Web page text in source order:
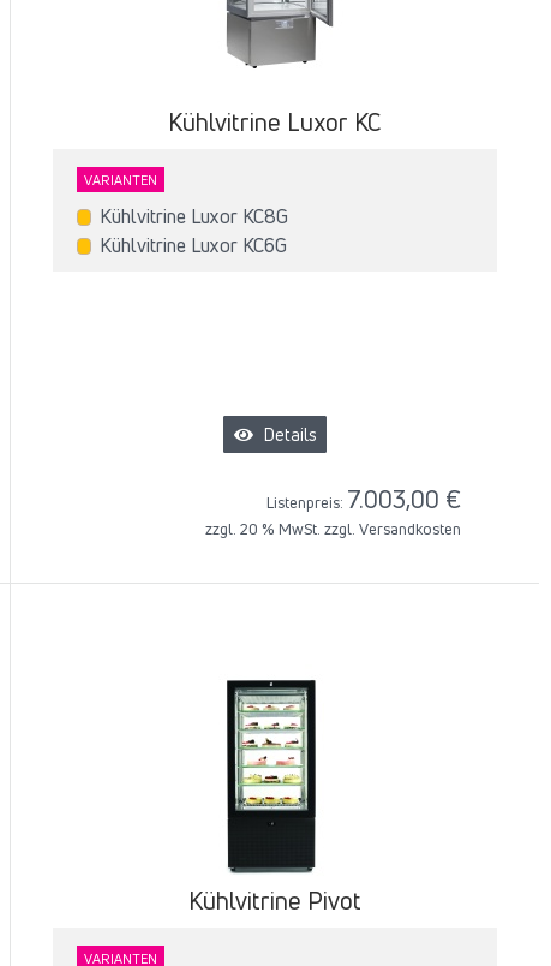
Kühlvitrine Luxor KC
VARIANTEN
Kühlvitrine Luxor KC8G
Kühlvitrine Luxor KC6G
Details
Listenpreis: 7.003,00 €
zzgl. 20 % MwSt. zzgl. Versandkosten
Kühlvitrine Pivot
VARIANTEN